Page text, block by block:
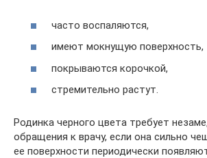
часто воспаляются,
имеют мокнущую поверхность,
покрываются корочкой,
стремительно растут.
Родинка черного цвета требует
обращения к врачу, если она сильно
ее поверхности периодически